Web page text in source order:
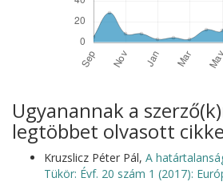
Ugyanannak a
legtöbbet olvasott
Kruzslicz Péter Pál, A
Tükör: Évf. 20 szám 1 (2017):